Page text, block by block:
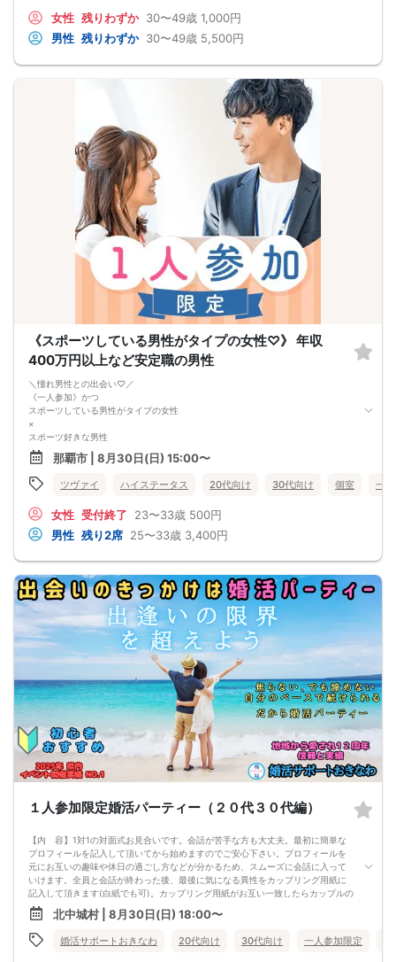
④1対1の対面式お見合い2回目
⑤カップリング用紙に気になる異性の番号を記入（お互い番号が一致すればカッ
プリング成立）
※前日の段階で催行人数に達しなかった場合、開催中止とさせて頂きます。
※お車でお越しの方は、駐車場が満車になりやすいためお時間に余裕を持ってお早
※無料駐車場80台完備（共用スペースのため満車の場合は、お近くの有料パーキン
グをご使用下さい。）
女性 残りわずか 30〜49歳 1,000円
男性 残りわずか 30〜49歳 5,500円
《スポーツしている男性がタイプの女性♡》 年収
400万円以上など安定職の男性
＼憧れ男性との出会い♡／
《一人参加》かつ
スポーツしている男性がタイプの女性
×
スポーツ好きな男性
スポーツが好き or スポーツ経験者の方
サッカー・フットサル・トレーニング・バスケ
野球・水泳・スノボ・サーフィンetc
ジョギング・ウォーキング・ジムなど
那覇市 | 8月30日(日) 15:00〜
ツヴァイ ハイステータス 20代向け 30代向け 個室 一
女性 受付終了 23〜33歳 500円
男性 残り2席 25〜33歳 3,400円
１人参加限定婚活パーティー（２０代３０代編）
【内 容】1対1の対面式お見合いです。会話が苦手な方も大丈夫。最初に簡単な
プロフィールを記入して頂いてから始めますのでご安心下さい。プロフィールを
元にお互いの趣味や休日の過ごし方などが分かるため、スムーズに会話に入って
いけます。全員と会話が終わった後、最後に気になる異性をカップリング用紙に
記入して頂きます(白紙でも可)。カップリング用紙がお互い一致したらカップルの
成立です。またスタッフを介して気になる異性に渡せる連絡シートもご用意。
【パーティの流れ】
①プロフィ―ル用紙記載
②1対1の対面式お見合い（全員の異性と1対1で会話）
北中城村 | 8月30日(日) 18:00〜
婚活サポートおきなわ 20代向け 30代向け 一人参加限定